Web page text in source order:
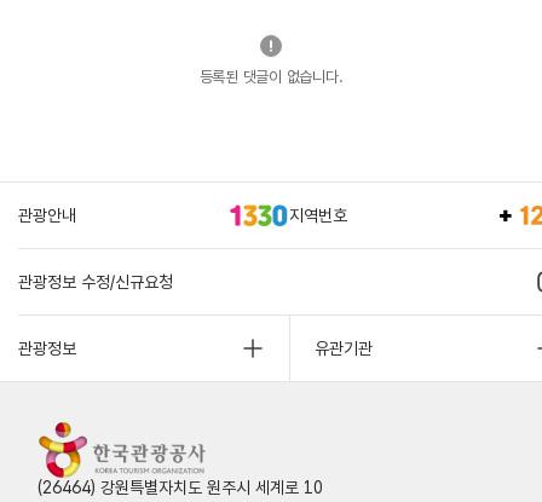
등록된 댓글이 없습니다.
관광안내 지역번호
관광정보 수정/신규요청
관광정보 유관기관
(26464) 강원특별자치도 원주시 세계로 10